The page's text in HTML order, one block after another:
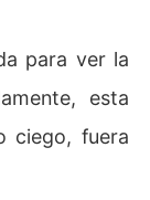
para ver la
esta
ciego, fuera